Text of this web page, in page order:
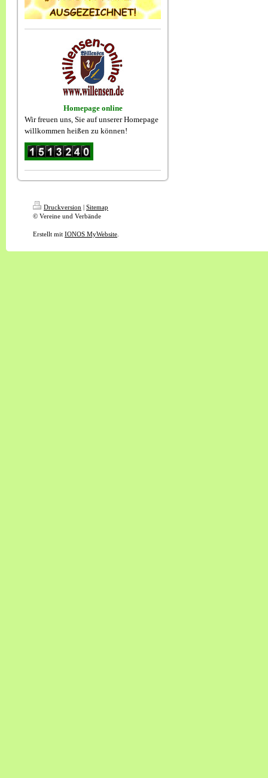
Homepage online
Wir freuen uns, Sie auf unserer Homepage
willkommen heißen zu können!
Druckversion | Sitemap
© Vereine und Verbände
Erstellt mit IONOS MyWebsite